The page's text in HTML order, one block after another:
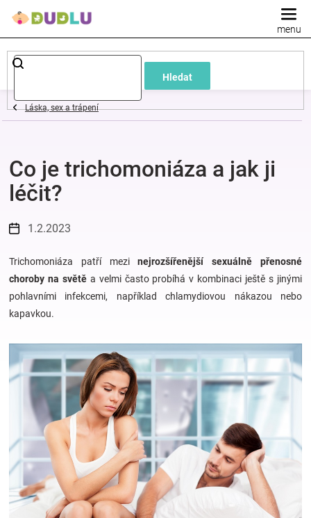
Hledat
Dětské
a
oblečení
Pokojíček
a
kojenecká
výbava
Hračky
a
zábava
pro
děti
Láska, sex a trápení
Co je trichomoniáza a jak ji
léčit?
1.2.2023
Trichomoniáza patří mezinejrozšířenější sexuálně přenosné
choroby na světěa velmi často probíhá v kombinaci ještě s jinými
pohlavními infekcemi, například chlamydiovou nákazou nebo
kapavkou.